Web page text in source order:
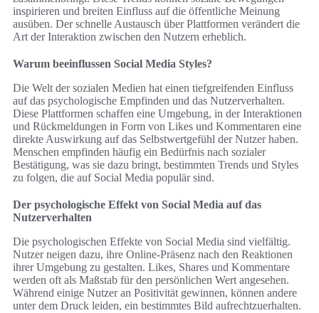
inspirieren und breiten Einfluss auf die öffentliche Meinung
ausüben. Der schnelle Austausch über Plattformen verändert die
Art der Interaktion zwischen den Nutzern erheblich.
Warum beeinflussen Social Media Styles?
Die Welt der sozialen Medien hat einen tiefgreifenden Einfluss
auf das psychologische Empfinden und das Nutzerverhalten.
Diese Plattformen schaffen eine Umgebung, in der Interaktionen
und Rückmeldungen in Form von Likes und Kommentaren eine
direkte Auswirkung auf das Selbstwertgefühl der Nutzer haben.
Menschen empfinden häufig ein Bedürfnis nach sozialer
Bestätigung, was sie dazu bringt, bestimmten Trends und Styles
zu folgen, die auf Social Media populär sind.
Der psychologische Effekt von Social Media auf das
Nutzerverhalten
Die psychologischen Effekte von Social Media sind vielfältig.
Nutzer neigen dazu, ihre Online-Präsenz nach den Reaktionen
ihrer Umgebung zu gestalten. Likes, Shares und Kommentare
werden oft als Maßstab für den persönlichen Wert angesehen.
Während einige Nutzer an Positivität gewinnen, können andere
unter dem Druck leiden, ein bestimmtes Bild aufrechtzuerhalten.